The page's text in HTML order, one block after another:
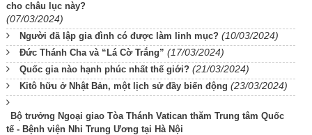
cho châu lục này?
(07/03/2024)
Người đã lập gia đình có được làm linh mục? (10/03/2024)
Đức Thánh Cha và “Lá Cờ Trắng” (17/03/2024)
Quốc gia nào hạnh phúc nhất thế giới? (21/03/2024)
Kitô hữu ở Nhật Bản, một lịch sử đầy biến động (23/03/2024)
Bộ trưởng Ngoại giao Tòa Thánh Vatican thăm Trung tâm Quốc
tế - Bệnh viện Nhi Trung Ương tại Hà Nội